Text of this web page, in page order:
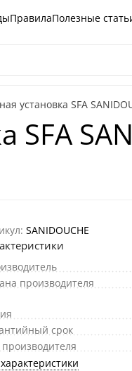
ПравилаПолезные
установка SFA
SANIDOUCHE
производителя
срок